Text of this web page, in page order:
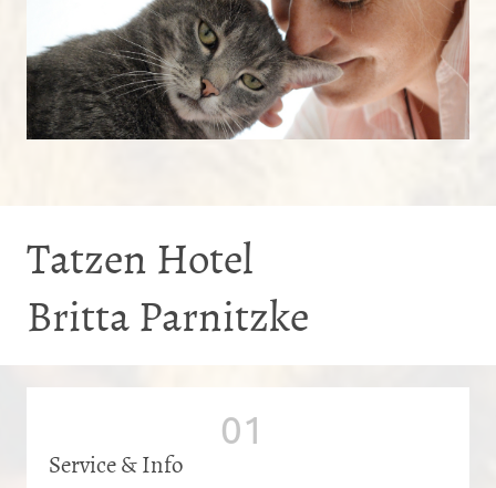
Tatzen Hotel
Britta Parnitzke
Service & Info